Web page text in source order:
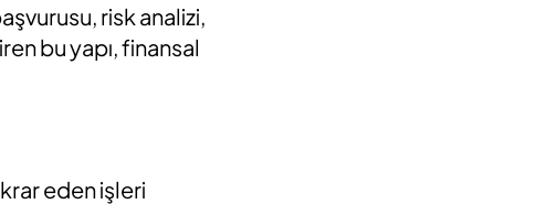
risk analizi,
bu yapı, finansal
eden işleri